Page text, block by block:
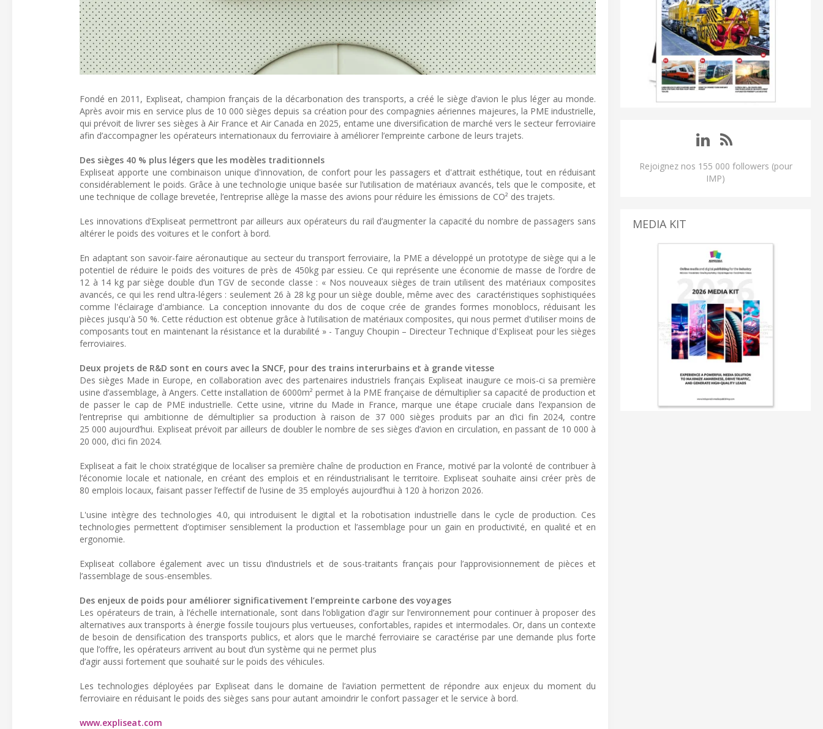
Fondé en 2011, Expliseat, champion français de la décarbonation des transports, a créé le siège d’avion le plus léger au monde.
Après avoir mis en service plus de 10 000 sièges depuis sa création pour des compagnies aériennes majeures, la PME industrielle,
qui prévoit de livrer ses sièges à Air France et Air Canada en 2025, entame une diversification de marché vers le secteur ferroviaire
afin d’accompagner les opérateurs internationaux du ferroviaire à améliorer l’empreinte carbone de leurs trajets.
Des sièges 40 % plus légers que les modèles traditionnels
Expliseat apporte une combinaison unique d'innovation, de confort pour les passagers et d'attrait esthétique, tout en réduisant
considérablement le poids. Grâce à une technologie unique basée sur l’utilisation de matériaux avancés, tels que le composite, et
une technique de collage brevetée, l’entreprise allège la masse des avions pour réduire les émissions de CO² des trajets.
Les innovations d’Expliseat permettront par ailleurs aux opérateurs du rail d’augmenter la capacité du nombre de passagers sans
altérer le poids des voitures et le confort à bord.
En adaptant son savoir-faire aéronautique au secteur du transport ferroviaire, la PME a développé un prototype de siège qui a le
potentiel de réduire le poids des voitures de près de 450kg par essieu. Ce qui représente une économie de masse de l’ordre de
12 à 14 kg par siège double d’un TGV de seconde classe : « Nos nouveaux sièges de train utilisent des matériaux composites
avancés, ce qui les rend ultra-légers : seulement 26 à 28 kg pour un siège double, même avec des caractéristiques sophistiquées
comme l'éclairage d'ambiance. La conception innovante du dos de coque crée de grandes formes monoblocs, réduisant les
pièces jusqu'à 50 %. Cette réduction est obtenue grâce à l’utilisation de matériaux composites, qui nous permet d'utiliser moins de
composants tout en maintenant la résistance et la durabilité » - Tanguy Choupin – Directeur Technique d'Expliseat pour les sièges
ferroviaires.
Deux projets de R&D sont en cours avec la SNCF, pour des trains interurbains et à grande vitesse
Des sièges Made in Europe, en collaboration avec des partenaires industriels français Expliseat inaugure ce mois-ci sa première
usine d’assemblage, à Angers. Cette installation de 6000m² permet à la PME française de démultiplier sa capacité de production et
de passer le cap de PME industrielle. Cette usine, vitrine du Made in France, marque une étape cruciale dans l’expansion de
l’entreprise qui ambitionne de démultiplier sa production à raison de 37 000 sièges produits par an d’ici fin 2024, contre
25 000 aujourd’hui. Expliseat prévoit par ailleurs de doubler le nombre de ses sièges d’avion en circulation, en passant de 10 000 à
20 000, d’ici fin 2024.
Expliseat a fait le choix stratégique de localiser sa première chaîne de production en France, motivé par la volonté de contribuer à
l’économie locale et nationale, en créant des emplois et en réindustrialisant le territoire. Expliseat souhaite ainsi créer près de
80 emplois locaux, faisant passer l’effectif de l’usine de 35 employés aujourd’hui à 120 à horizon 2026.
L'usine intègre des technologies 4.0, qui introduisent le digital et la robotisation industrielle dans le cycle de production. Ces
technologies permettent d’optimiser sensiblement la production et l’assemblage pour un gain en productivité, en qualité et en
ergonomie.
Expliseat collabore également avec un tissu d’industriels et de sous-traitants français pour l’approvisionnement de pièces et
l’assemblage de sous-ensembles.
Des enjeux de poids pour améliorer significativement l’empreinte carbone des voyages
Les opérateurs de train, à l’échelle internationale, sont dans l’obligation d’agir sur l’environnement pour continuer à proposer des
alternatives aux transports à énergie fossile toujours plus vertueuses, confortables, rapides et intermodales. Or, dans un contexte
de besoin de densification des transports publics, et alors que le marché ferroviaire se caractérise par une demande plus forte
que l’offre, les opérateurs arrivent au bout d’un système qui ne permet plus
d’agir aussi fortement que souhaité sur le poids des véhicules.
Les technologies déployées par Expliseat dans le domaine de l’aviation permettent de répondre aux enjeux du moment du
ferroviaire en réduisant le poids des sièges sans pour autant amoindrir le confort passager et le service à bord.
www.expliseat.com
Rejoignez nos 155 000 followers (pour
IMP)
MEDIA KIT